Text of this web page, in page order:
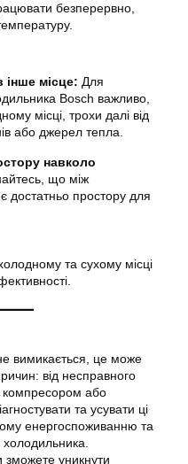
безперервно,
інше місце: Для
Bosch важливо,
місці, трохи далі від
або джерел тепла.
навколо
що між
достатньо простору для
та сухому місці
вимикається, це може
від несправного
компресором або
та усувати ці
енергоспоживанню та
уникнути